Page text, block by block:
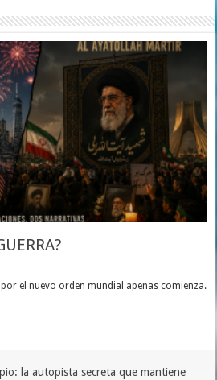
el nuevo orden mundial apenas comienza.
la autopista secreta que mantiene